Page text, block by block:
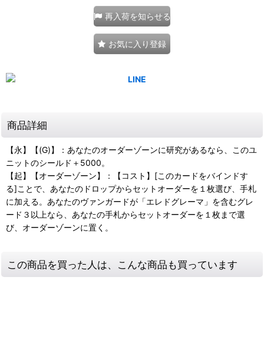
再入荷を知らせる
お気に入り登録
商品詳細
【永】【(G)】：あなたのオーダーゾーンに研究があるなら、このユ
ニットのシールド＋5000。
【起】【オーダーゾーン】：【コスト】[このカードをバインドす
る]ことで、あなたのドロップからセットオーダーを１枚選び、手札
に加える。あなたのヴァンガードが「エレドグレーマ」を含むグレ
ード３以上なら、あなたの手札からセットオーダーを１枚まで選
び、オーダーゾーンに置く。
この商品を買った人は、こんな商品も買っています